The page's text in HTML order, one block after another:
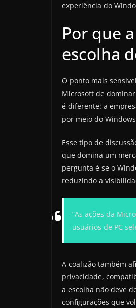
experiência do
Por que
escolha
O ponto mais
Microsoft de
é diferente: a
por meio do
Esse tipo de
que domina um
pergunta é se o
reduzindo a
“As ações da
usuários de PC
A coalizão também
privacidade,
a escolha não deve
configurações que